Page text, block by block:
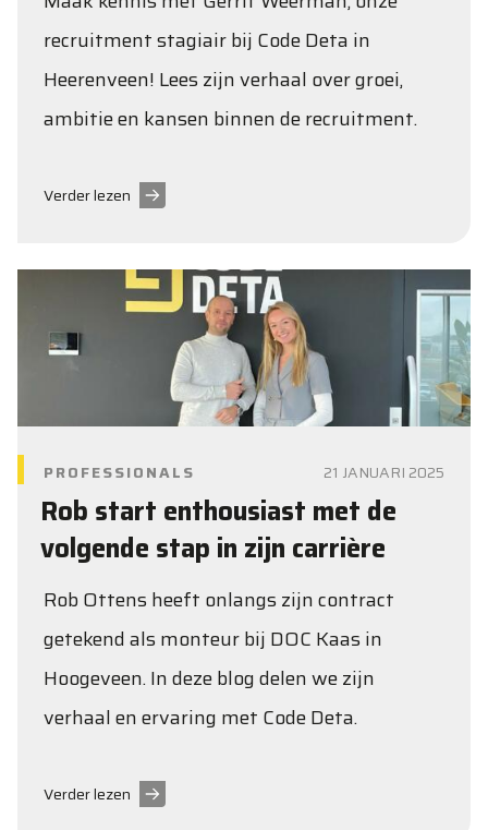
recruitment stagiair bij Code Deta in
Heerenveen! Lees zijn verhaal over groei,
ambitie en kansen binnen de recruitment.
Verder lezen
PROFESSIONALS 21 JANUARI 2025
Rob start enthousiast met de
volgende stap in zijn carrière
Rob Ottens heeft onlangs zijn contract
getekend als monteur bij DOC Kaas in
Hoogeveen. In deze blog delen we zijn
verhaal en ervaring met Code Deta.
Verder lezen